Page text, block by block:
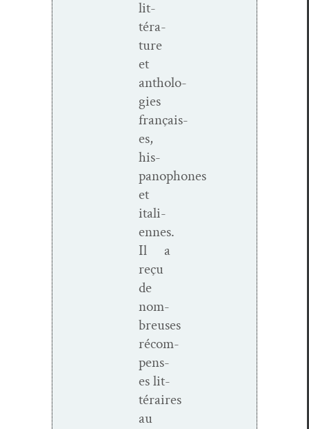
lit­
téra­
ture
et
antholo­
gies
français­
es,
his­
panophones
et
ital­i­
ennes.
Il a
reçu
de
nom­
breuses
récom­
pens­
es lit­
téraires
au